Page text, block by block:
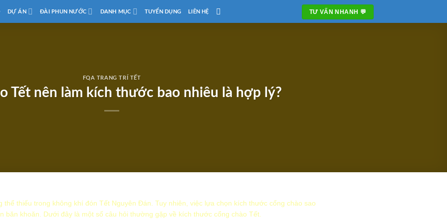
DỰ ÁN ĐÀI PHUN NƯỚC DANH MỤC TUYỂN DỤNG LIÊN HỆ TƯ VẤN NHANH 💬
FQA TRANG TRÍ TẾT
Tết nên làm kích thước bao nhiêu là hợp lý?
thể thiếu trong không khí đón Tết Nguyên Đán. Tuy nhiên, việc lựa chọn kích thước cổng chào sao
băn khoăn. Dưới đây là một số câu hỏi thường gặp về kích thước cổng chào Tết.